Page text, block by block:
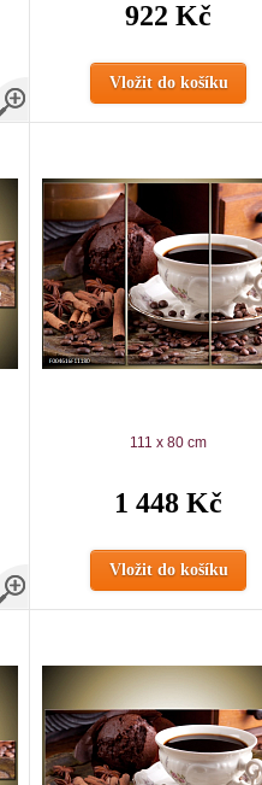
922 Kč
Vložit do košíku
111 x 80 cm
1 448 Kč
Vložit do košíku